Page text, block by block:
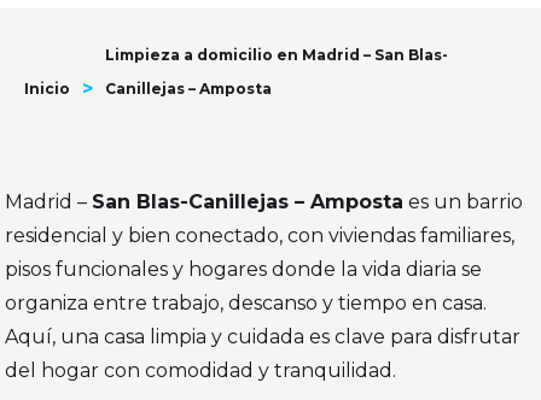
Inicio >
Limpieza a domicilio en Madrid – San Blas-
Canillejas – Amposta
Madrid – San Blas-Canillejas – Amposta es un barrio
residencial y bien conectado, con viviendas familiares,
pisos funcionales y hogares donde la vida diaria se
organiza entre trabajo, descanso y tiempo en casa.
Aquí, una casa limpia y cuidada es clave para disfrutar
del hogar con comodidad y tranquilidad.